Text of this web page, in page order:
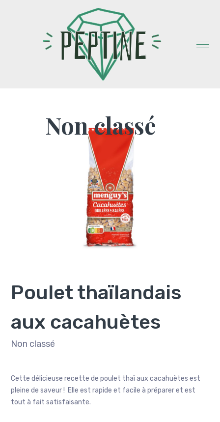
Non classé
Poulet thaïlandais
aux cacahuètes
Non classé
Cette délicieuse recette de poulet thaï aux cacahuètes est
pleine de saveur ! Elle est rapide et facile à préparer et est
tout à fait satisfaisante.